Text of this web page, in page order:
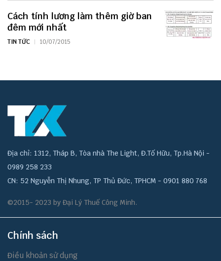
Cách tính lương làm thêm giờ ban
đêm mới nhất
TIN TỨC 10/07/2015
Địa chỉ: 1312, Tháp B, Tòa nhà The Light, Đ.Tố Hữu, Tp.Hà Nội -
0989 258 233
CN: 52 Nguyễn Thị Nhung, TP Thủ Đức, TPHCM - 0901 880 768
©2015- 2023 by Đại Lý Thuế Công Minh.
Chính sách
Điều khoản sử dụng